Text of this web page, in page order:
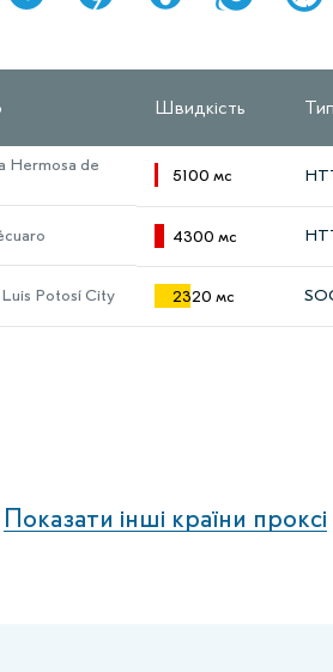
Швидкість Тип
Hermosa de
5100 мс
4300 мс
Luis Potosí City 2320 мс
Показати інші країни проксі